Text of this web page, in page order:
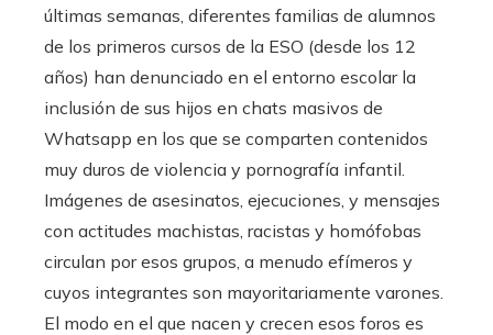
últimas semanas, diferentes familias de alumnos
de los primeros cursos de la ESO (desde los 12
años) han denunciado en el entorno escolar la
inclusión de sus hijos en chats masivos de
Whatsapp en los que se comparten contenidos
muy duros de violencia y pornografía infantil.
Imágenes de asesinatos, ejecuciones, y mensajes
con actitudes machistas, racistas y homófobas
circulan por esos grupos, a menudo efímeros y
cuyos integrantes son mayoritariamente varones.
El modo en el que nacen y crecen esos foros es